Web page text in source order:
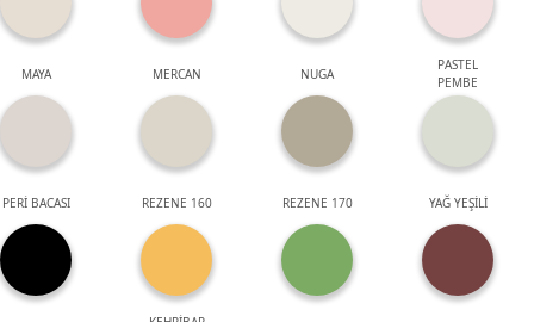
MAYA MERCAN NUGA
PASTEL
PEMBE
PERİ BACASI REZENE 160 REZENE 170 YAĞ YEŞİLİ